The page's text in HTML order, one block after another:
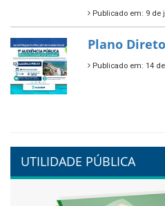
Publicado em: 9 de
🌿🚤
Ambiente
Conecta+